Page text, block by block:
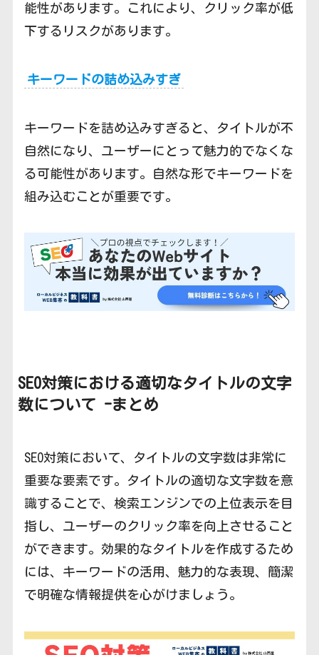
能性があります。これにより、クリック率が低
下するリスクがあります。
キーワードの詰め込みすぎ
キーワードを詰め込みすぎると、タイトルが不
自然になり、ユーザーにとって魅力的でなくな
る可能性があります。自然な形でキーワードを
組み込むことが重要です。
SEO対策における適切なタイトルの文字
数について -まとめ
SEO対策において、タイトルの文字数は非常に
重要な要素です。タイトルの適切な文字数を意
識することで、検索エンジンでの上位表示を目
指し、ユーザーのクリック率を向上させること
ができます。効果的なタイトルを作成するため
には、キーワードの活用、魅力的な表現、簡潔
で明確な情報提供を心がけましょう。